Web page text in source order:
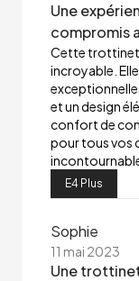
Une
compromis
Cette
incroyable.
et un design
confort de
pour tous vos
E4 Plus
Sophie
11 mai 2023
Une